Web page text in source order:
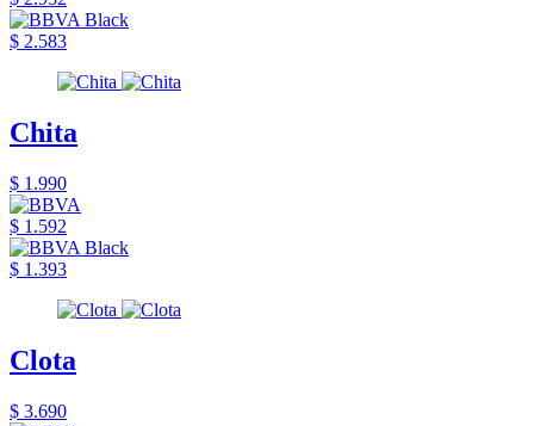
$ 2.583
Chita
$ 1.990
$ 1.592
$ 1.393
Clota
$ 3.690